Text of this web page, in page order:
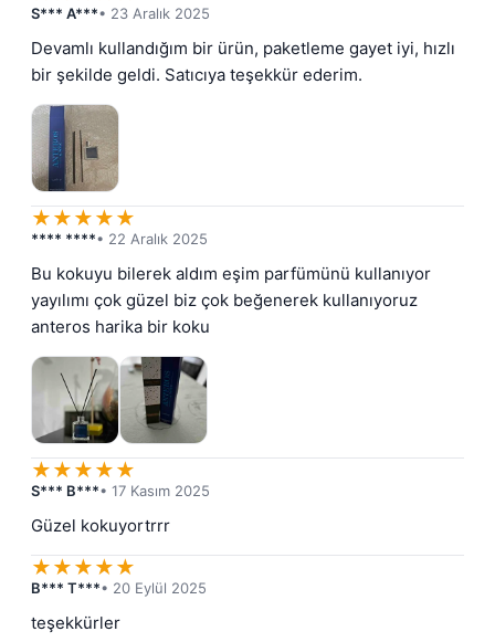
S*** A***• 23 Aralık 2025
Devamlı kullandığım bir ürün, paketleme gayet iyi, hızlı
bir şekilde geldi. Satıcıya teşekkür ederim.
★★★★★
**** ****• 22 Aralık 2025
Bu kokuyu bilerek aldım eşim parfümünü kullanıyor
yayılımı çok güzel biz çok beğenerek kullanıyoruz
anteros harika bir koku
★★★★★
S*** B***• 17 Kasım 2025
Güzel kokuyortrrr
★★★★★
B*** T***• 20 Eylül 2025
teşekkürler